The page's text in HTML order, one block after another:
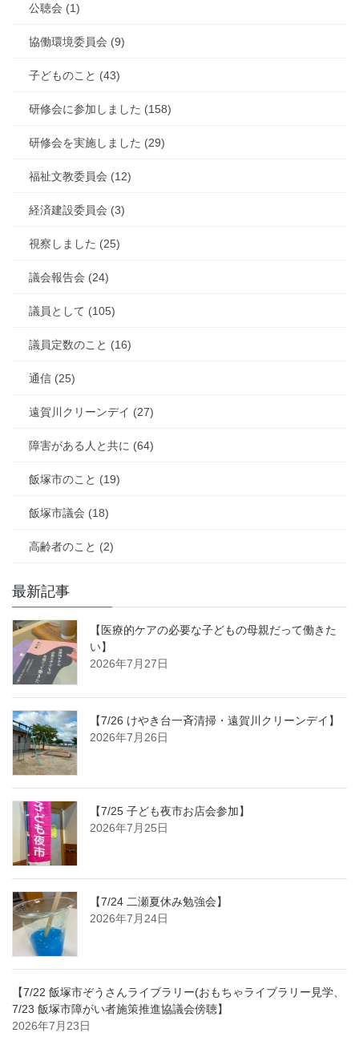
公聴会 (1)
協働環境委員会 (9)
子どものこと (43)
研修会に参加しました (158)
研修会を実施しました (29)
福祉文教委員会 (12)
経済建設委員会 (3)
視察しました (25)
議会報告会 (24)
議員として (105)
議員定数のこと (16)
通信 (25)
遠賀川クリーンデイ (27)
障害がある人と共に (64)
飯塚市のこと (19)
飯塚市議会 (18)
高齢者のこと (2)
最新記事
【医療的ケアの必要な子どもの母親だって働きた
い】
2026年7月27日
【7/26 けやき台一斉清掃・遠賀川クリーンデイ】
2026年7月26日
【7/25 子ども夜市お店会参加】
2026年7月25日
【7/24 二瀬夏休み勉強会】
2026年7月24日
【7/22 飯塚市ぞうさんライブラリー(おもちゃライブラリー見学、
7/23 飯塚市障がい者施策推進協議会傍聴】
2026年7月23日